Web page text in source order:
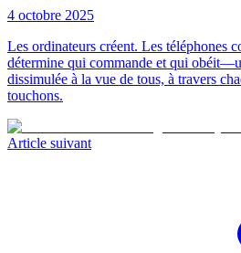
4 octobre 2025
Les ordinateurs créent. Les téléphones
détermine qui commande et qui
dissimulée à la vue de tous, à travers
touchons.
Article suivant